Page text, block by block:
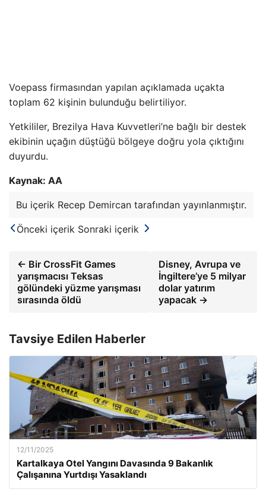
Voepass firmasından yapılan açıklamada uçakta
toplam 62 kişinin bulunduğu belirtiliyor.
Yetkililer, Brezilya Hava Kuvvetleri’ne bağlı bir destek
ekibinin uçağın düştüğü bölgeye doğru yola çıktığını
duyurdu.
Kaynak: AA
Bu içerik Recep Demircan tarafından yayınlanmıştır.
Önceki içerik Sonraki içerik
← Bir CrossFit Games
yarışmacısı Teksas
gölündeki yüzme yarışması
sırasında öldü
Disney, Avrupa ve
İngiltere’ye 5 milyar
dolar yatırım
yapacak →
Tavsiye Edilen Haberler
12/11/2025
Kartalkaya Otel Yangını Davasında 9 Bakanlık
Çalışanına Yurtdışı Yasaklandı